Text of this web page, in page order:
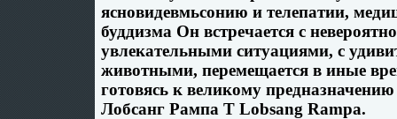
ясновидевмьсонию и телепатии,
буддизма Он встречается с
увлекательными ситуациями, с
животными, перемещается в иные
готовясь к великому
Лобсанг Рампа T Lobsang Rampa.